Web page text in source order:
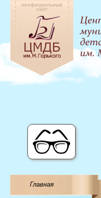
Главная